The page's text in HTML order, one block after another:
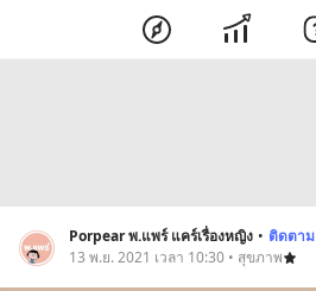
Porpear พ.แพร์ แคร์เรื่องหญิง • ติดตาม
13 พ.ย. 2021 เวลา 10:30 • สุขภาพ